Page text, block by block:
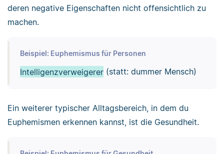
deren negative Eigenschaften nicht offensichtlich zu
machen.
Beispiel: Euphemismus für Personen
Intelligenzverweigerer(statt: dummer Mensch)
Ein weiterer typischer Alltagsbereich, in dem du
Euphemismen erkennen kannst, ist die Gesundheit.